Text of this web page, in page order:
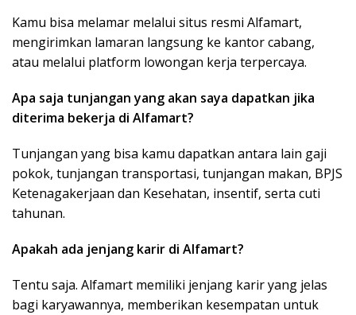
Kamu bisa melamar melalui situs resmi Alfamart,
mengirimkan lamaran langsung ke kantor cabang,
atau melalui platform lowongan kerja terpercaya.
Apa saja tunjangan yang akan saya dapatkan jika
diterima bekerja di Alfamart?
Tunjangan yang bisa kamu dapatkan antara lain gaji
pokok, tunjangan transportasi, tunjangan makan, BPJS
Ketenagakerjaan dan Kesehatan, insentif, serta cuti
tahunan.
Apakah ada jenjang karir di Alfamart?
Tentu saja. Alfamart memiliki jenjang karir yang jelas
bagi karyawannya, memberikan kesempatan untuk